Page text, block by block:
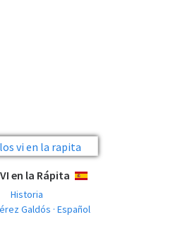
en la Rápita ESPAÑOL
Historia
Galdós · Español